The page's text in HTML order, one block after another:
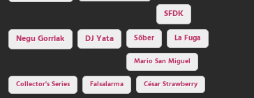
SFDK
Negu Gorriak
DJ Yata Sôber
La Fuga
Mario San Miguel
Collector's Series
Falsalarma César Strawberry